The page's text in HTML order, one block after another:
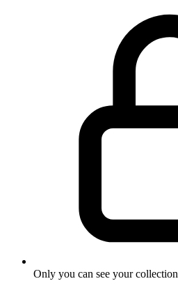
Only you can see your collection